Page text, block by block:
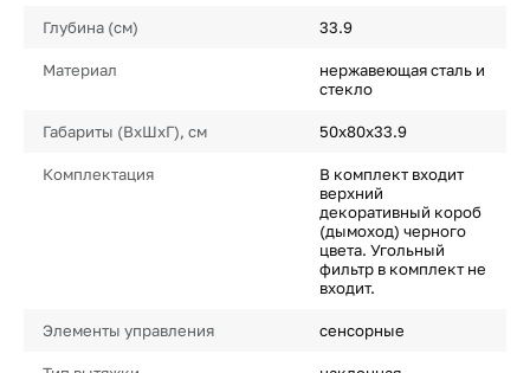
Глубина (см) 33.9
Материал
нержавеющая сталь и
стекло
Габариты (ВхШхГ), см 50х80х33.9
Комплектация
В комплект входит
верхний
декоративный короб
(дымоход) черного
цвета. Угольный
фильтр в комплект не
входит.
Элементы управления сенсорные